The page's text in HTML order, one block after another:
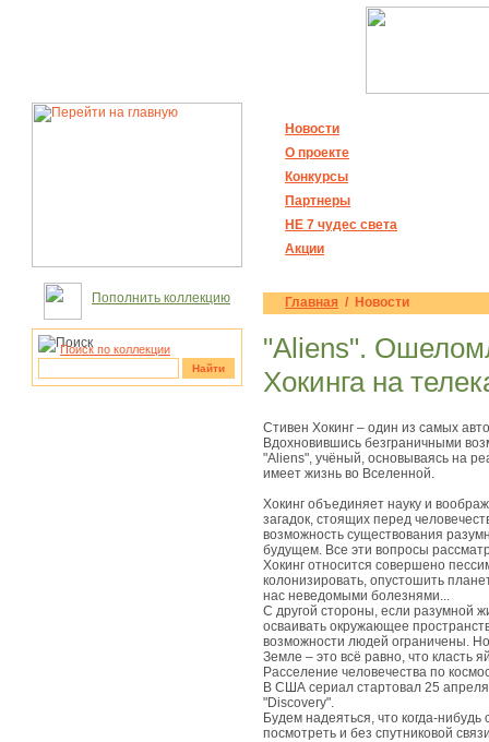
Пополнить коллекцию
Поиск по коллекции
Найти
Новости
О проекте
Конкурсы
Партнеры
НЕ 7 чудес света
Акции
Главная / Новости
"Aliens".
Хокинга на
Стивен Хокинг – один из самых
Вдохновившись безграничными
"Aliens", учёный, основываясь на
имеет жизнь во Вселенной.
Хокинг объединяет науку и
загадок, стоящих перед
возможность существования
будущем. Все эти вопросы
Хокинг относится совершено
колонизировать, опустошить
нас неведомыми болезнями...
С другой стороны, если разумной
осваивать окружающее
возможности людей ограничены. Но
Земле – это всё равно, что класть
Расселение человечества по
В США сериал стартовал 25
"Discovery".
Будем надеяться, что когда-
посмотреть и без спутниковой